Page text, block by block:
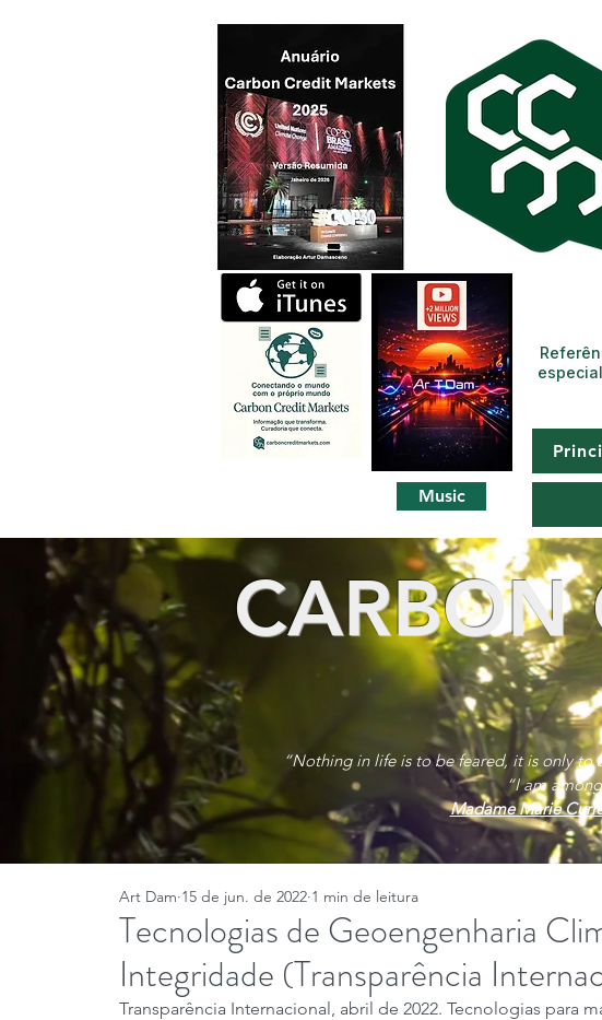
Music
Tecnologias de Geoengenharia
Integridade (Transparência
Art Dam 15 de jun. de 2022 1 min de leitura
Transparência Internacional, abril de 2022. Tecnologias para
CARBON
“Nothing in life is to be feared, it is only to
“I am
Madame Marie